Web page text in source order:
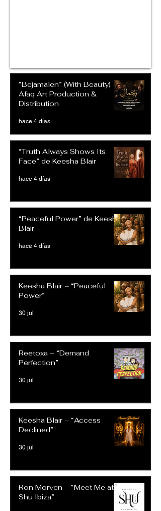
“Bejamalen” (With Beauty) –
Afaq Art Production &
Distribution
hace 4 días
“Truth Always Shows Its
Face” de Keesha Blair
hace 4 días
“Peaceful Power” de Keesha
Blair
hace 4 días
Keesha Blair – “Peaceful
Power”
30 jul
Reetoxa – “Demand
Perfection”
30 jul
Keesha Blair – “Access
Declined”
30 jul
Ron Morven – “Meet Me at
Shu Ibiza”